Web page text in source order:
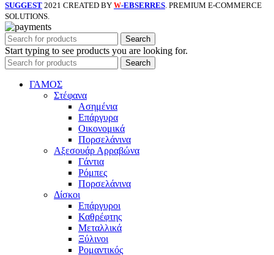
SUGGEST 2021 CREATED BY W-EBSERRES. PREMIUM E-COMMERCE
SOLUTIONS.
Search
Start typing to see products you are looking for.
Search
ΓΑΜΟΣ
Στέφανα
Ασημένια
Επάργυρα
Οικονομικά
Πορσελάνινα
Αξεσουάρ Αρραβώνα
Γάντια
Ρόμπες
Πορσελάνινα
Δίσκοι
Επάργυροι
Καθρέφτης
Μεταλλικά
Ξύλινοι
Ρομαντικός